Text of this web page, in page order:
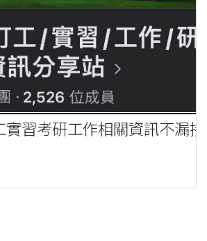
實習考研工作相關資訊不漏接